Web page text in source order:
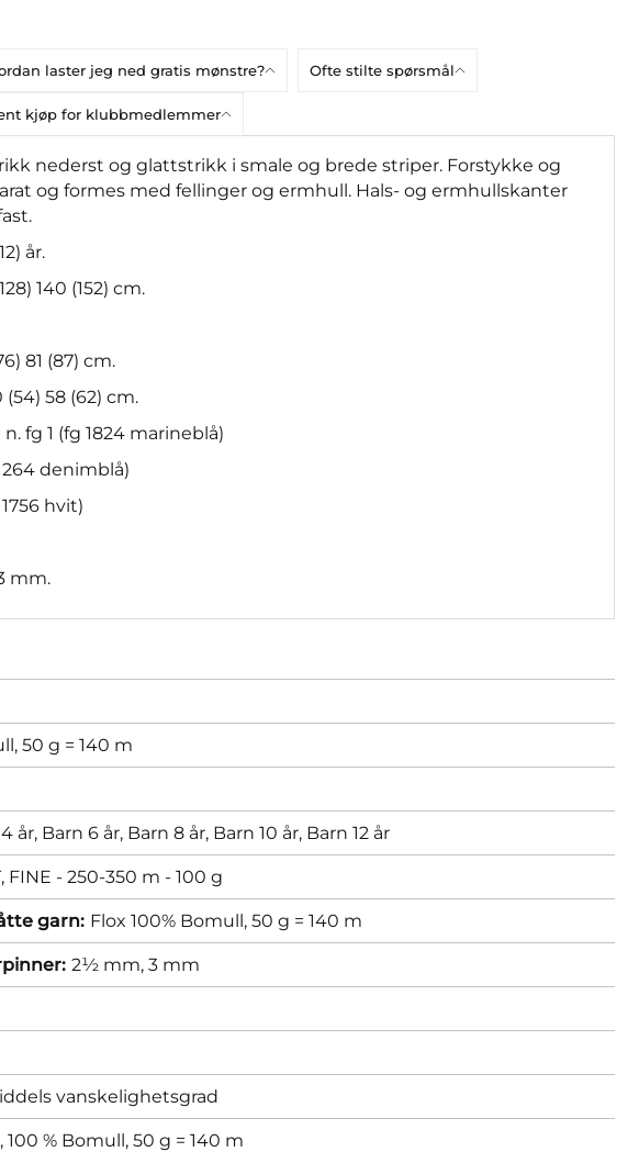
laster jeg ned gratis mønstre? Ofte stilte spørsmål
kjøp for klubbmedlemmer
nederst og glattstrikk i smale og brede striper. Forstykke og
og formes med fellinger og ermhull. Hals- og ermhullskanter
år.
140 (152) cm.
81 (87) cm.
(54) 58 (62) cm.
n. fg 1 (fg 1824 marineblå)
264 denimblå)
hvit)
mm.
50 g = 140 m
år, Barn 6 år, Barn 8 år, Barn 10 år, Barn 12 år
FINE - 250-350 m - 100 g
garn: Flox 100% Bomull, 50 g = 140 m
2½ mm, 3 mm
vanskelighetsgrad
100 % Bomull, 50 g = 140 m